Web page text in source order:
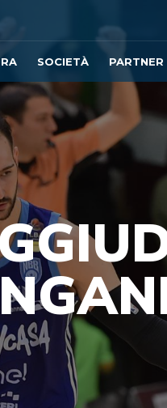
SOCIETÀ PARTNER